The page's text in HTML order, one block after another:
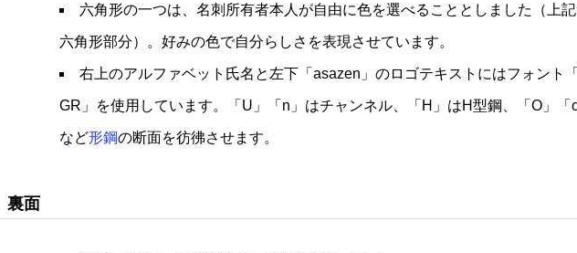
六角形の一つは、名刺所有者本人が自由に色を選べることとしました（上
六角形部分）。好みの色で自分らしさを表現させています。
右上のアルファベット氏名と左下「asazen」のロゴテキストにはフォント
GR」を使用しています。「U」「n」はチャンネル、「H」はH型鋼、「O」「
など形鋼の断面を彷彿させます。
裏面